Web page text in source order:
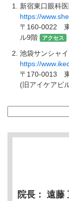
新宿東口眼科
https://
〒160-0022
ル9階
アクセス
池袋サンシャ
https://
〒170-0013
(旧アイケアビ
院長： 遠藤